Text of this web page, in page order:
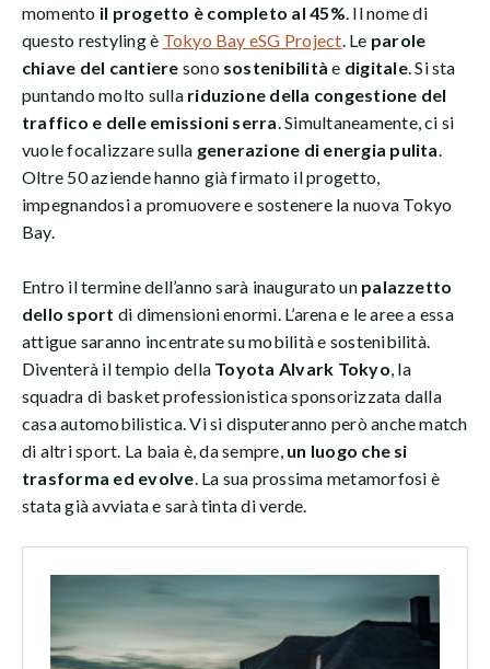
momento il progetto è completo al 45% . Il nome di
questo restyling è Tokyo Bay eSG Project . Le parole
chiave del cantiere sono sostenibilità e digitale. Si sta
puntando molto sulla riduzione della congestione del
traffico e delle emissioni serra . Simultaneamente, ci si
vuole focalizzare sulla generazione di energia pulita
Oltre 50 aziende hanno già firmato il progetto,
impegnandosi a promuovere e sostenere la nuova Tokyo
Bay.
Entro il termine dell’anno sarà inaugurato un palazzetto
dello sport di dimensioni enormi. L’arena e le aree a essa
attigue saranno incentrate su mobilità e sostenibilità.
Diventerà il tempio della Toyota Alvark Tokyo , la
squadra di basket professionistica sponsorizzata dalla
casa automobilistica. Vi si disputeranno però anche match
di altri sport. La baia è, da sempre, un luogo che si
trasforma ed evolve . La sua prossima metamorfosi è
stata già avviata e sarà tinta di verde.